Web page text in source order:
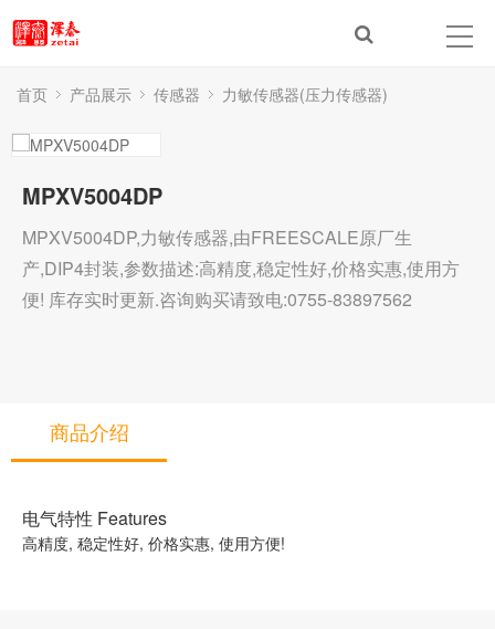
首页 产品展示 传感器 力敏传感器(压力传感器)
MPXV5004DP
MPXV5004DP,力敏传感器,由FREESCALE原厂生
产,DIP4封装,参数描述:高精度,稳定性好,价格实惠,使用方
便! 库存实时更新.咨询购买请致电:0755-83897562
商品介绍
电气特性 Features
高精度, 稳定性好, 价格实惠, 使用方便!